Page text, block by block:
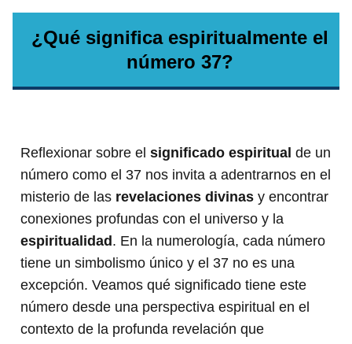
¿Qué significa espiritualmente el
número 37?
Reflexionar sobre el significado espiritual de un
número como el 37 nos invita a adentrarnos en el
misterio de las revelaciones divinas y encontrar
conexiones profundas con el universo y la
espiritualidad. En la numerología, cada número
tiene un simbolismo único y el 37 no es una
excepción. Veamos qué significado tiene este
número desde una perspectiva espiritual en el
contexto de la profunda revelación que